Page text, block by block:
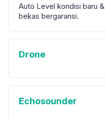
Auto Level kondisi baru &
bekas bergaransi.
Drone
Echosounder